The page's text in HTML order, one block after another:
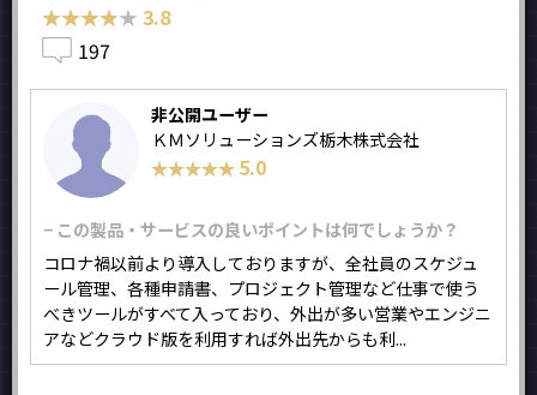
★★★★★
★★★★★ 3.8
197
非公開ユーザー
ＫＭソリューションズ栃木株式会社
★★★★★
★★★★★ 5.0
− この製品・サービスの良いポイントは何でしょうか？
コロナ禍以前より導入しておりますが、全社員のスケジュ
ール管理、各種申請書、プロジェクト管理など仕事で使う
べきツールがすべて入っており、外出が多い営業やエンジニ
アなどクラウド版を利用すれば外出先からも利...